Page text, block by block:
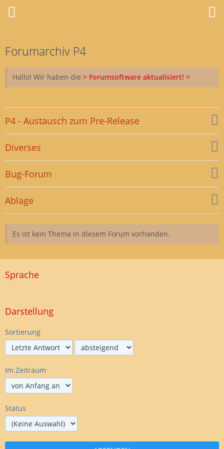
Forumarchiv P4
Hallo! Wir haben die > Forumsoftware aktualisiert! <
P4 - Austausch zum Pre-Release
Diverses
Bug-Forum
Ablage
Es ist kein Thema in diesem Forum vorhanden.
Sprache
Darstellung
Sortierung
Im Zeitraum
Status